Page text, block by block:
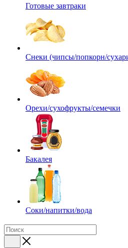
Готовые завтраки
Снеки (чипсы/попкорн/
Орехи/сухофрукты/семечки
Бакалея
Соки/напитки/вода